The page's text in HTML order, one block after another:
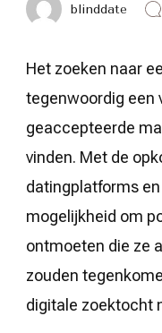
blinddate
Het zoeken naar
tegenwoordig een
geaccepteerde
vinden. Met de
datingplatforms
mogelijkheid om
ontmoeten die ze
zouden
digitale zoektocht